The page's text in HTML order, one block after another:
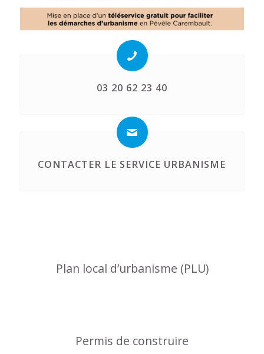
03 20 62 23 40
CONTACTER LE SERVICE URBANISME
Plan local d’urbanisme (PLU)
Permis de construire